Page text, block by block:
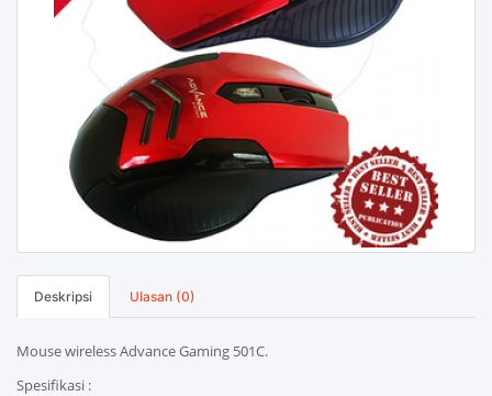
Deskripsi Ulasan (0)
Mouse wireless Advance Gaming 501C.
Spesifikasi :